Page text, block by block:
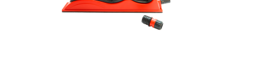
ÉQUIPEMENT ATELIER CARROSSERIE